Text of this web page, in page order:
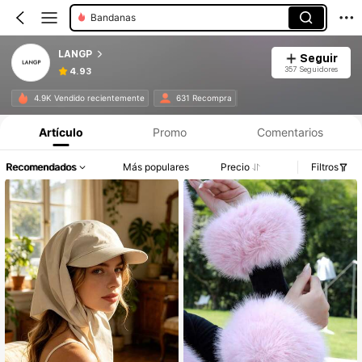
Bandanas
LANGP
4.93
Seguir
357 Seguidores
4.9K Vendido recientemente 631 Recompra
Artículo Promo Comentarios
Recomendados Más populares Precio Filtros